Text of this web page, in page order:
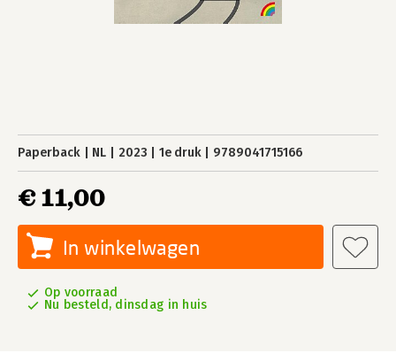
Paperback NL 2023 1e druk 9789041715166
€ 11,00
In winkelwagen
Op voorraad
Nu besteld, dinsdag in huis